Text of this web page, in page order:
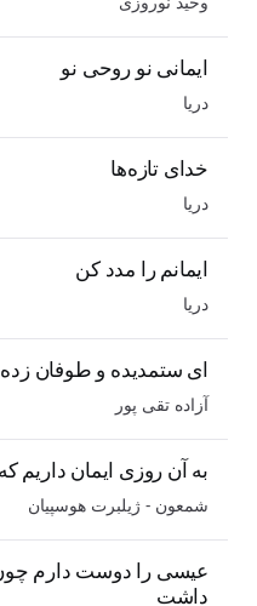
ایمانی نو روحی نو
دریا
خدای تازه‌ها
دریا
ایمانم را مدد کن
دریا
ای ستمدیده و طوفان زده
آزاده تقی پور
به آن روزی ایمان داریم
شمعون - ژیلبرت هوسپیان
عیسی را دوست دارم
داشت